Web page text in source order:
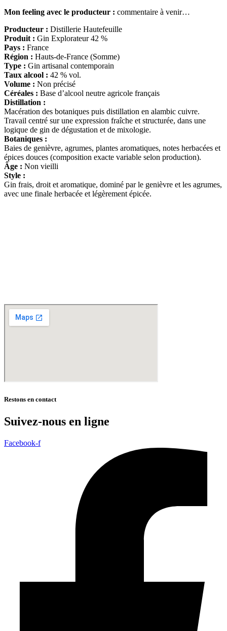
Mon feeling avec le producteur : commentaire à venir…
Producteur : Distillerie Hautefeuille
Produit : Gin Explorateur 42 %
Pays : France
Région : Hauts-de-France (Somme)
Type : Gin artisanal contemporain
Taux alcool : 42 % vol.
Volume : Non précisé
Céréales : Base d’alcool neutre agricole français
Distillation :
Macération des botaniques puis distillation en alambic cuivre.
Travail centré sur une expression fraîche et structurée, dans une
logique de gin de dégustation et de mixologie.
Botaniques :
Baies de genièvre, agrumes, plantes aromatiques, notes herbacées et
épices douces (composition exacte variable selon production).
Âge : Non vieilli
Style :
Gin frais, droit et aromatique, dominé par le genièvre et les agrumes,
avec une finale herbacée et légèrement épicée.
Restons en contact
Suivez-nous en ligne
Facebook-f